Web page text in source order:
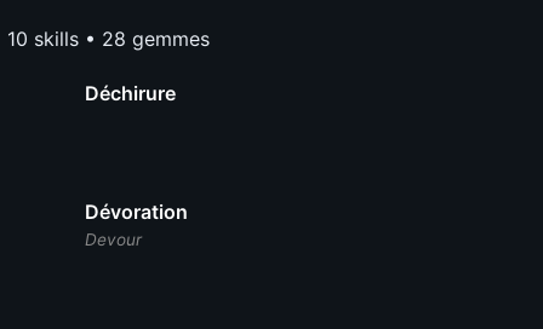
10 skills • 28 gemmes
Déchirure
Dévoration
Devour